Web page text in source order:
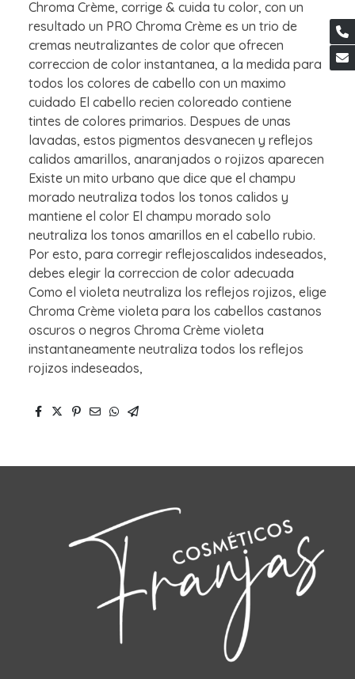
Chroma Crème, corrige & cuida tu color, con un
resultado un PRO Chroma Crème es un trio de
cremas neutralizantes de color que ofrecen
correccion de color instantanea, a la medida para
todos los colores de cabello con un maximo
cuidado El cabello recien coloreado contiene
tintes de colores primarios. Despues de unas
lavadas, estos pigmentos desvanecen y reflejos
calidos amarillos, anaranjados o rojizos aparecen
Existe un mito urbano que dice que el champu
morado neutraliza todos los tonos calidos y
mantiene el color El champu morado solo
neutraliza los tonos amarillos en el cabello rubio.
Por esto, para corregir reflejoscalidos indeseados,
debes elegir la correccion de color adecuada
Como el violeta neutraliza los reflejos rojizos, elige
Chroma Crème violeta para los cabellos castanos
oscuros o negros Chroma Crème violeta
instantaneamente neutraliza todos los reflejos
rojizos indeseados,